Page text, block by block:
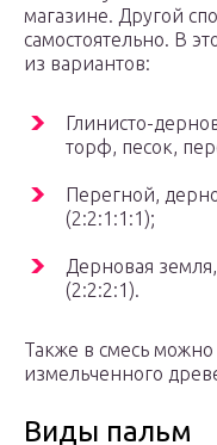
магазине. Другой
самостоятельно. В
из вариантов:
Глинисто-
торф, песок,
Перегной,
(2:2:1:1:1);
Дерновая
(2:2:2:1).
Также в смесь
измельченного
Виды пальм